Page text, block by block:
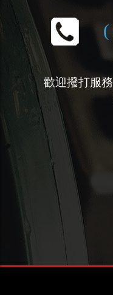
(
歡迎撥打服